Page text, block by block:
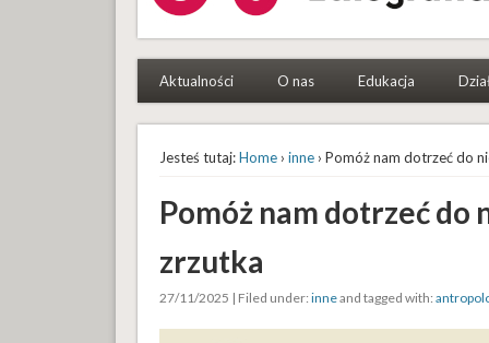
Aktualności O nas Edukacja
Jesteś tutaj:Home› inne› Pomóż nam dotrzeć do
Pomóż nam dotrzeć
zrzutka
27/11/2025 | Filed under: inneand tagged with: